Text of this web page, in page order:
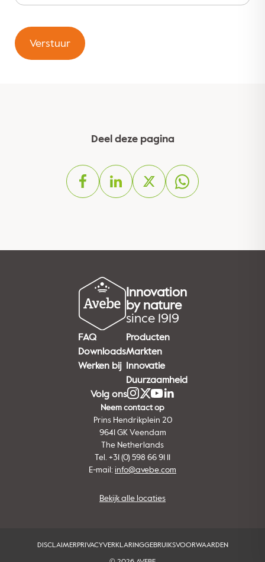
Verstuur
Deel deze pagina
Innovation
by nature
since 1919
FAQ
Downloads
Werken bij
Producten
Markten
Innovatie
Duurzaamheid
Volg ons
Neem contact op
Prins Hendrikplein 20
9641 GK Veendam
The Netherlands
Tel. +31 (0) 598 66 91 11
E-mail: info@avebe.com
Bekijk alle locaties
DISCLAIMERPRIVACYVERKLARINGGEBRUIKSVOORWAARDEN